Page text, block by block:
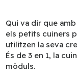
Qui va dir que
els petits cuiners
utilitzen la seva
És de 3 en 1, la
mòduls.